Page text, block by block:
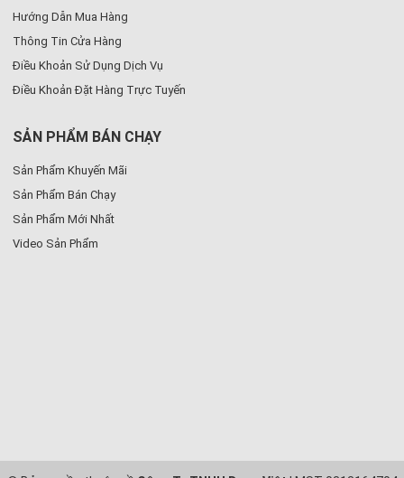
Hướng Dẫn Mua Hàng
Thông Tin Cửa Hàng
Điều Khoản Sử Dụng Dịch Vụ
Điều Khoản Đặt Hàng Trực Tuyến
SẢN PHẨM BÁN CHẠY
Sản Phẩm Khuyến Mãi
Sản Phẩm Bán Chạy
Sản Phẩm Mới Nhất
Video Sản Phẩm